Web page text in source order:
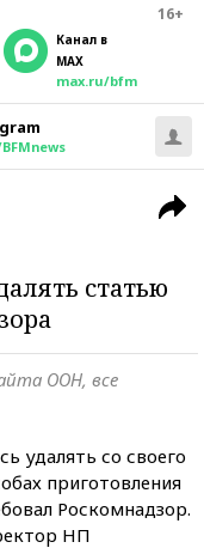
16+
Канал в
MAX
max.ru/bfm
статью
ООН, все
удалять со своего
приготовления
Роскомнадзор.
НП